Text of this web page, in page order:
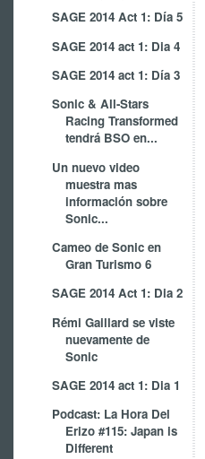
SAGE 2014 Act 1: Día 5
SAGE 2014 act 1: Dia 4
SAGE 2014 act 1: Día 3
Sonic & All-Stars
Racing Transformed
tendrá BSO en...
Un nuevo video
muestra mas
información sobre
Sonic...
Cameo de Sonic en
Gran Turismo 6
SAGE 2014 Act 1: Dia 2
Rémi Gaillard se viste
nuevamente de
Sonic
SAGE 2014 act 1: Dia 1
Podcast: La Hora Del
Erizo #115: Japan is
Different